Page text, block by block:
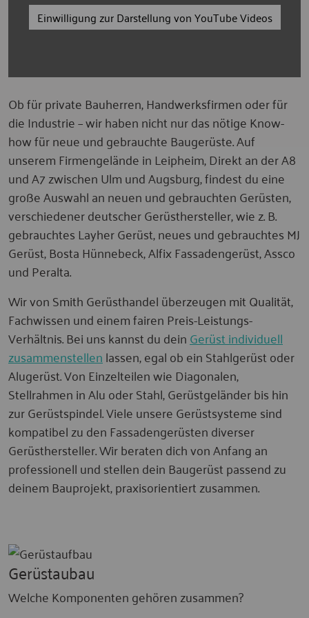
Einwilligung zur Darstellung von YouTube Videos
Ob für private Bauherren, Handwerksfirmen oder für
die Industrie – wir haben nicht nur das nötige Know-
how für neue und gebrauchte Baugerüste. Auf
unserem Firmengelände in Leipheim, Direkt an der A8
und A7 zwischen Ulm und Augsburg, findest du eine
große Auswahl an neuen und gebrauchten Gerüsten,
verschiedener deutscher Gerüsthersteller, wie z. B.
gebrauchtes Layher Gerüst, neues und gebrauchtes MJ
Gerüst, Bosta Hünnebeck, Alfix Fassadengerüst, Assco
und Peralta.
Wir von Smith Gerüsthandel überzeugen mit Qualität,
Fachwissen und einem fairen Preis-Leistungs-
Verhältnis. Bei uns kannst du deinGerüst individuell
zusammenstellenlassen, egal ob ein Stahlgerüst oder
Alugerüst. Von Einzelteilen wie Diagonalen,
Stellrahmen in Alu oder Stahl, Gerüstgeländer bis hin
zur Gerüstspindel. Viele unsere Gerüstsysteme sind
kompatibel zu den Fassadengerüsten diverser
Gerüsthersteller. Wir beraten dich von Anfang an
professionell und stellen dein Baugerüst passend zu
deinem Bauprojekt, praxisorientiert zusammen.
Gerüstaubau
Welche Komponenten gehören zusammen?